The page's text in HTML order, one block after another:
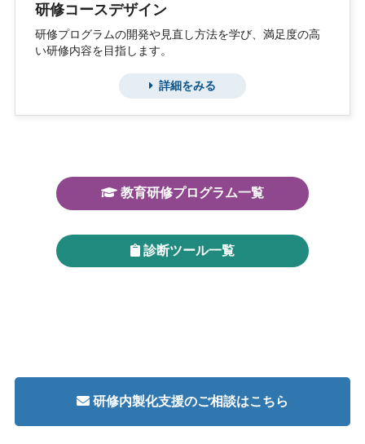
研修コースデザイン
研修プログラムの開発や見直し方法を学び、満足度の高
い研修内容を目指します。
詳細をみる
教育研修プログラム一覧
診断ツール一覧
研修内製化支援のご相談はこちら